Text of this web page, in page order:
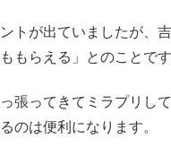
トが出ていましたが、
もらえる」とのことです
張ってきてミラプリし
のは便利になります。